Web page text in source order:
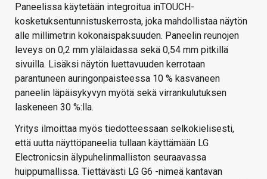
Paneelissa käytetään integroitua inTOUCH-
kosketuksentunnistuskerrosta, joka mahdollistaa näytön
alle millimetrin kokonaispaksuuden. Paneelin reunojen
leveys on 0,2 mm ylälaidassa sekä 0,54 mm pitkillä
sivuilla. Lisäksi näytön luettavuuden kerrotaan
parantuneen auringonpaisteessa 10 % kasvaneen
paneelin läpäisykyvyn myötä sekä virrankulutuksen
laskeneen 30 %:lla.
Yritys ilmoittaa myös tiedotteessaan selkokielisesti,
että uutta näyttöpaneelia tullaan käyttämään LG
Electronicsin älypuhelinmalliston seuraavassa
huippumallissa. Tiettävästi LG G6 -nimeä kantavan